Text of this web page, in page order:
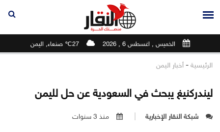
الخميس , اغسطس 6 , 2026 27℃ صنعاء, اليمن
الرئيسية - أخبار اليمن
ليندركنيغ يبحث في السعودية عن حل لليمن
شبكة النقار الإخبارية منذ 3 سنوات